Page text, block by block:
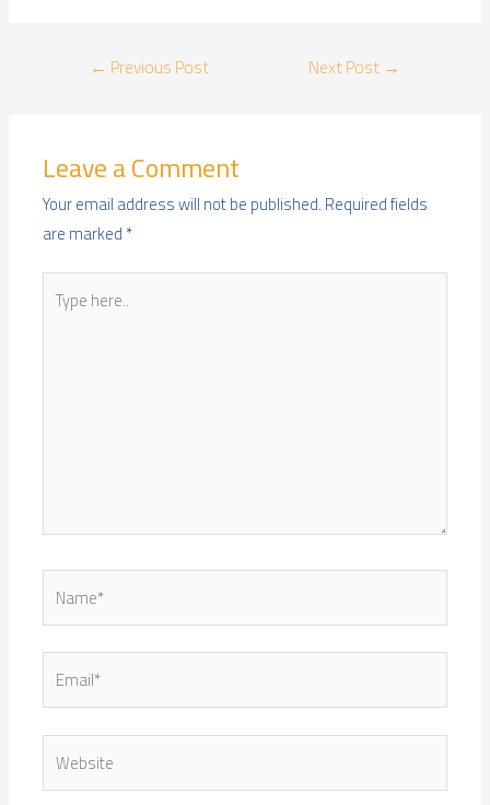
← Previous Post Next Post →
Leave a Comment
Your email address will not be published.Required fields
are marked*
here..